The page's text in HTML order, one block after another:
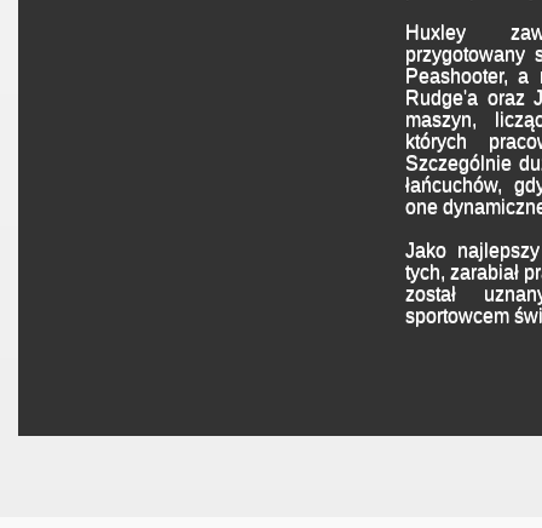
Huxley
przygotowany
Peashooter, a
Rudge'a oraz
maszyn,
których
Szczególnie
łańcuchów,
one
Jako
tych, zarabiał
został
sportowcem